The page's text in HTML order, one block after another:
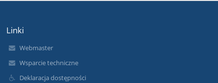
Linki
Webmaster
Wsparcie techniczne
Deklaracja dostępności